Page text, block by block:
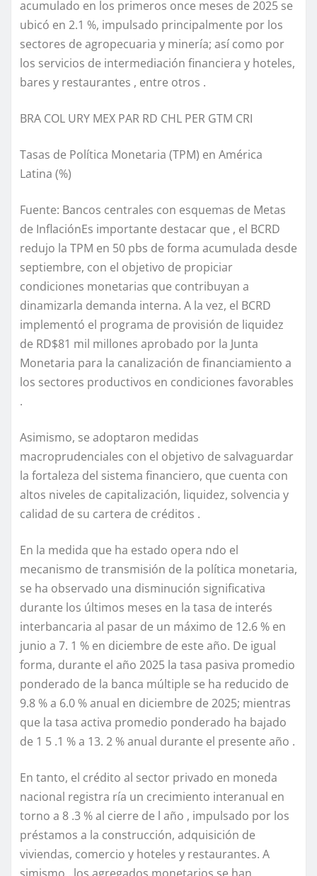
acumulado en los primeros once meses de 2025 se
ubicó en 2.1 %, impulsado principalmente por los
sectores de agropecuaria y minería; así como por
los servicios de intermediación financiera y hoteles,
bares y restaurantes , entre otros .
BRA COL URY MEX PAR RD CHL PER GTM CRI
Tasas de Política Monetaria (TPM) en América
Latina (%)
Fuente: Bancos centrales con esquemas de Metas
de InflaciónEs importante destacar que , el BCRD
redujo la TPM en 50 pbs de forma acumulada desde
septiembre, con el objetivo de propiciar
condiciones monetarias que contribuyan a
dinamizarla demanda interna. A la vez, el BCRD
implementó el programa de provisión de liquidez
de RD$81 mil millones aprobado por la Junta
Monetaria para la canalización de financiamiento a
los sectores productivos en condiciones favorables
.
Asimismo, se adoptaron medidas
macroprudenciales con el objetivo de salvaguardar
la fortaleza del sistema financiero, que cuenta con
altos niveles de capitalización, liquidez, solvencia y
calidad de su cartera de créditos .
En la medida que ha estado opera ndo el
mecanismo de transmisión de la política monetaria,
se ha observado una disminución significativa
durante los últimos meses en la tasa de interés
interbancaria al pasar de un máximo de 12.6 % en
junio a 7. 1 % en diciembre de este año. De igual
forma, durante el año 2025 la tasa pasiva promedio
ponderado de la banca múltiple se ha reducido de
9.8 % a 6.0 % anual en diciembre de 2025; mientras
que la tasa activa promedio ponderado ha bajado
de 1 5 .1 % a 13. 2 % anual durante el presente año .
En tanto, el crédito al sector privado en moneda
nacional registra ría un crecimiento interanual en
torno a 8 .3 % al cierre de l año , impulsado por los
préstamos a la construcción, adquisición de
viviendas, comercio y hoteles y restaurantes. A